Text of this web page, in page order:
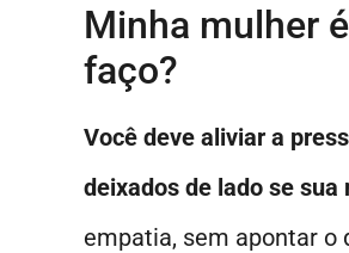
Minha mulher
faço?
Você deve aliviar a
deixados de lado se
empatia, sem apontar o